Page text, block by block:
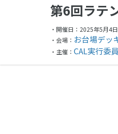
第6回ラテ
・開催日：2025年5月4
・会場： お台場デッ
・主催： CAL実行委